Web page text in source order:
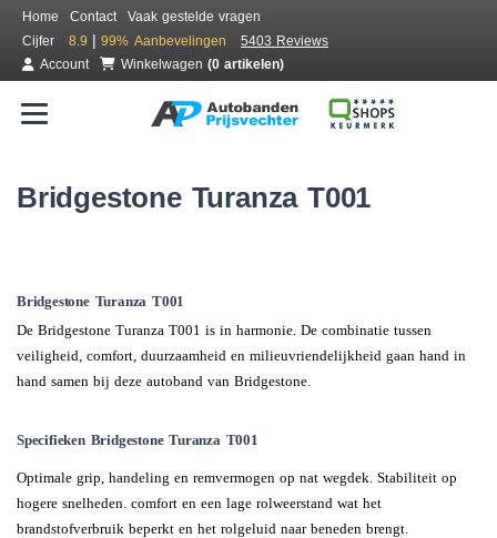
Home Contact
Vaak gestelde vragen
Cijfer
8.9 | 99% Aanbevelingen
5403 Reviews
Account
Winkelwagen (0 artikelen)
Bridgestone Turanza T001
Bridgestone Turanza T001
De Bridgestone Turanza T001 is in harmonie. De combinatie tussen
veiligheid, comfort, duurzaamheid en milieuvriendelijkheid gaan hand in
hand samen bij deze autoband van Bridgestone.
Specifieken Bridgestone Turanza T001
Optimale grip, handeling en remvermogen op nat wegdek. Stabiliteit op
hogere snelheden. comfort en een lage rolweerstand wat het
brandstofverbruik beperkt en het rolgeluid naar beneden brengt.